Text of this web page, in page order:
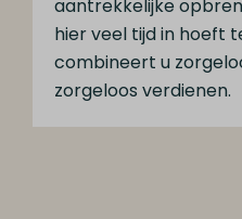
aantrekkelijke
hier veel tijd in hoeft
combineert u
zorgeloos verdienen.